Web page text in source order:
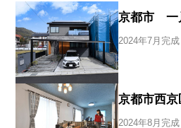
京都市 一
2024年7月完
京都市西
2024年8月完